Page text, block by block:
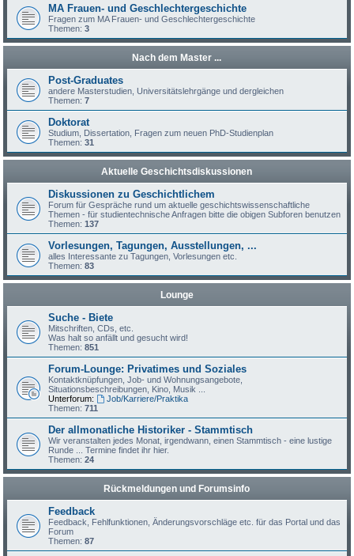
MA Frauen- und Geschlechtergeschichte
Fragen zum MA Frauen- und Geschlechtergeschichte
Themen:3
Nach dem Master ...
Post-Graduates
andere Masterstudien, Universitätslehrgänge und dergleichen
Themen:7
Doktorat
Studium, Dissertation, Fragen zum neuen PhD-Studienplan
Themen:31
Aktuelle Geschichtsdiskussionen
Diskussionen zu Geschichtlichem
Forum für Gespräche rund um aktuelle geschichtswissenschaftliche
Themen - für studientechnische Anfragen bitte die obigen Subforen benutzen
Themen:137
Vorlesungen, Tagungen, Ausstellungen, ...
alles Interessante zu Tagungen, Vorlesungen etc.
Themen:83
Lounge
Suche - Biete
Mitschriften, CDs, etc.
Was halt so anfällt und gesucht wird!
Themen:851
Forum-Lounge: Privatimes und Soziales
Kontaktknüpfungen, Job- und Wohnungsangebote,
Situationsbeschreibungen, Kino, Musik ...
Unterforum:
Job/Karriere/Praktika
Themen:711
Der allmonatliche Historiker - Stammtisch
Wir veranstalten jedes Monat, irgendwann, einen Stammtisch - eine lustige
Runde ... Termine findet ihr hier.
Themen:24
Rückmeldungen und Forumsinfo
Feedback
Feedback, Fehlfunktionen, Änderungsvorschläge etc. für das Portal und das
Forum
Themen:87